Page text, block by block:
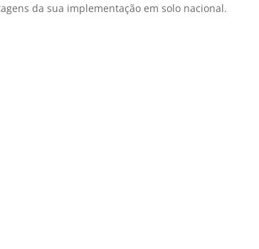
da sua implementação em solo nacional.